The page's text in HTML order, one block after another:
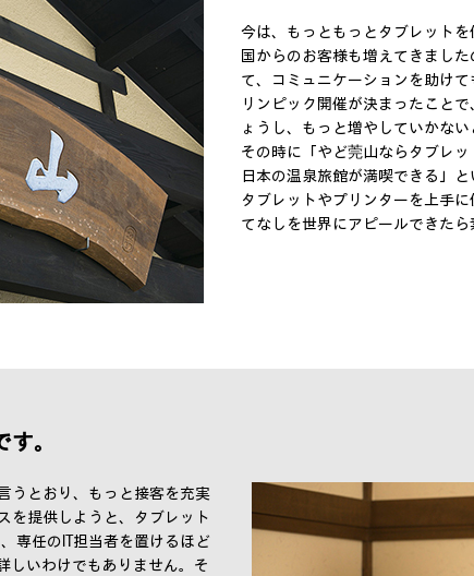
今は、もっともっとタブレット
国からのお客様も増えてきまし
て、コミュニケーションを助け
リンピック開催が決まったこと
ょうし、もっと増やしていかな
その時に「やど莞山ならタブレ
日本の温泉旅館が満喫できる」
タブレットやプリンターを上手
てなしを世界にアピールできた
。
うとおり、もっと接客を充実
を提供しようと、タブレット
専任のIT担当者を置けるほど
しいわけでもありません。そ